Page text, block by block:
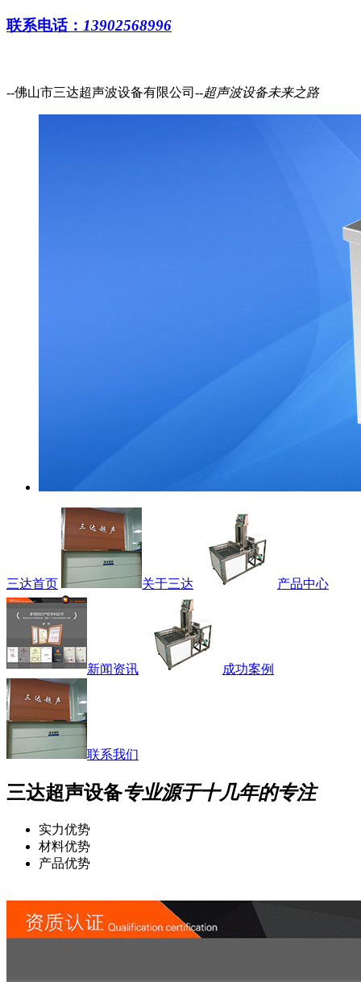
联系电话： 13902568996
--佛山市三达超声波设备有限公司--超声波设备未来之路
三达首页 关于三达 产品中心
新闻资讯 成功案例
联系我们
三达超声设备专业源于十几年的专注
实力优势
材料优势
产品优势